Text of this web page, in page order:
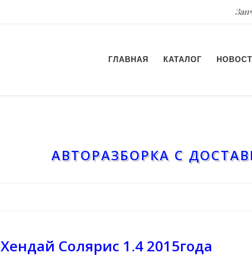
ГЛАВНАЯ КАТАЛОГ
АВТОРАЗБОРКА С
Хендай Солярис 1.4 2015года